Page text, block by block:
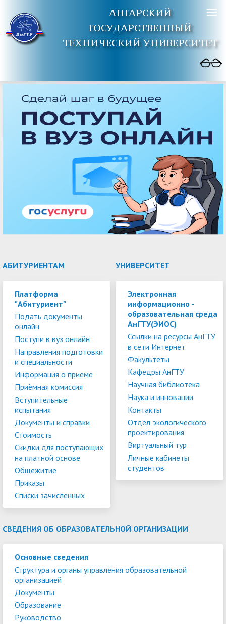
АНГАРСКИЙ
ГОСУДАРСТВЕННЫЙ
ТЕХНИЧЕСКИЙ УНИВЕРСИТЕТ
АБИТУРИЕНТАМ
Платформа
"Абитуриент"
Подать документы
онлайн
Поступи в вуз онлайн
Направления подготовки
и специальности
Информация о приеме
Приёмная комиссия
Вступительные
испытания
Документы и справки
Стоимость
Скидки для поступающих
на платной основе
Общежитие
Приказы
Списки зачисленных
УНИВЕРСИТЕТ
Электронная
информационно -
образовательная среда
АнГТУ(ЭИОС)
Ссылки на ресурсы АнГТУ
в сети Интернет
Факультеты
Кафедры АнГТУ
Научная библиотека
Наука и инновации
Контакты
Отдел экологического
проектирования
Виртуальный тур
Личные кабинеты
студентов
СВЕДЕНИЯ ОБ ОБРАЗОВАТЕЛЬНОЙ ОРГАНИЗАЦИИ
Основные сведения
Структура и органы управления образовательной
организацией
Документы
Образование
Руководство